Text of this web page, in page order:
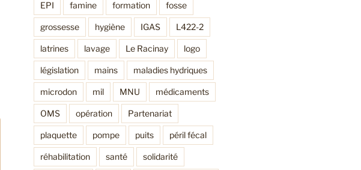
EPI famine formation fosse
grossesse hygiène IGAS L422-2
latrines lavage Le Racinay logo
législation mains maladies hydriques
microdon mil MNU médicaments
OMS opération Partenariat
plaquette pompe puits péril fécal
réhabilitation santé solidarité